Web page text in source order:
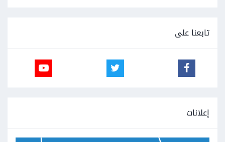
تابعنا على
إعلانات